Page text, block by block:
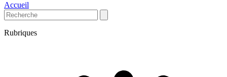
Accueil
Rubriques